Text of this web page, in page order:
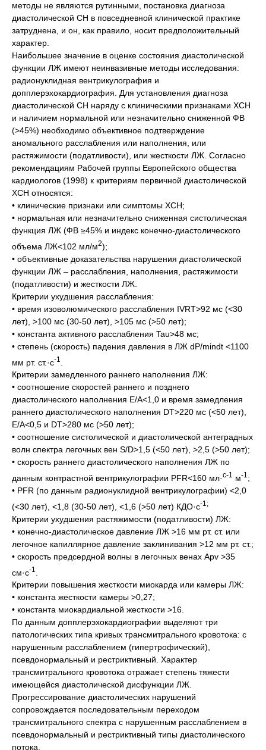
методы не являются рутинными, постановка диагноза
диастолической СН в повседневной клинической практике
затруднена, и он, как правило, носит предположительный
характер.
Наибольшее значение в оценке состояния диастолической
функции ЛЖ имеют неинвазивные методы исследования:
радионуклидная вентрикулография и
допплерэхокардиография. Для установления диагноза
диастолической СН наряду с клиническими признаками ХСН
и наличием нормальной или незначительно сниженной ФВ
(>45%) необходимо объективное подтверждение
аномального расслабления или наполнения, или
растяжимости (податливости), или жесткости ЛЖ. Согласно
рекомендациям Рабочей группы Европейского общества
кардиологов (1998) к критериям первичной диастолической
ХСН относятся:
• клинические признаки или симптомы ХСН;
• нормальная или незначительно сниженная систолическая
функция ЛЖ (ФВ ≥45% и индекс конечно-диастолического
объема ЛЖ<102 мл/м2);
• объективные доказательства нарушения диастолической
функции ЛЖ – расслабления, наполнения, растяжимости
(податливости) и жесткости ЛЖ.
Критерии ухудшения расслабления:
• время изоволюмического расслабления IVRT>92 мс (<30
лет), >100 мс (30-50 лет), >105 мс (>50 лет);
• константа активного расслабления Tau>48 мс;
• степень (скорость) падения давления в ЛЖ dP/mindt <1100
мм рт. ст.·с-1
Критерии замедленного раннего наполнения ЛЖ:
• соотношение скоростей раннего и позднего
диастолического наполнения Е/А<1,0 и время замедления
раннего диастолического наполнения DT>220 мс (<50 лет),
Е/А<0,5 и DT>280 мс (>50 лет);
• соотношение систолической и диастолической антеградных
волн спектра легочных вен S/D>1,5 (<50 лет), >2,5 (>50 лет);
• скорость раннего диастолического наполнения ЛЖ по
данным контрастной вентрикулографии PFR<160 мл·с-1 м-1 ;
• PFR (по данным радионуклидной вентрикулографии) <2,0
(<30 лет), <1,8 (30-50 лет), <1,6 (>50 лет) КДО·с-1;
Критерии ухудшения растяжимости (податливости) ЛЖ:
• конечно-диастолическое давление ЛЖ >16 мм рт. ст. или
легочное капиллярное давление заклинивания >12 мм рт. ст.;
• скорость предсердной волны в легочных венах Аpv >35
см·с-1
Критерии повышения жесткости миокарда или камеры ЛЖ:
• константа жесткости камеры >0,27;
• константа миокардиальной жесткости >16.
По данным допплерэхокардиографии выделяют три
патологических типа кривых трансмитрального кровотока: с
нарушенным расслаблением (гипертрофический),
псевдонормальный и рестриктивный. Характер
трансмитрального кровотока отражает степень тяжести
имеющейся диастолической дисфункции ЛЖ.
Прогрессирование диастолических нарушений
сопровождается последовательным переходом
трансмитрального спектра с нарушенным расслаблением в
псевдонормальный и рестриктивный типы диастолического
потока.